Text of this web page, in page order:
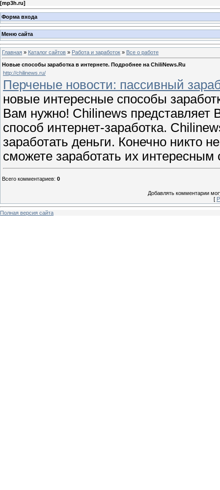
[mp3h.ru]
Форма входа
Меню сайта
Главная » Каталог сайтов » Работа и заработок » Все о работе
Новые способы заработка в интернете. Подробнее на ChiliNews.Ru
http://chilinews.ru/
Перченые новости: пассивный
новые интересные способы
Вам нужно! Chilinews
способ интернет-заработка.
заработать деньги. Конечно никто
сможете заработать их
Всего комментариев: 0
Добавлять комментарии
[
Полная версия сайта